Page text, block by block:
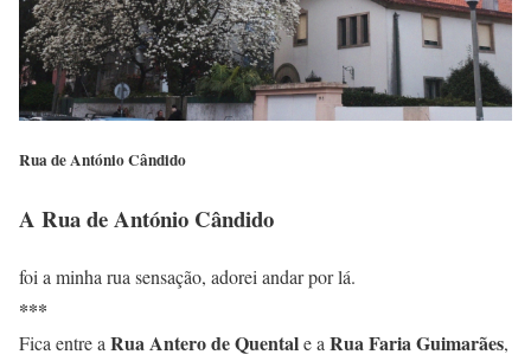
Rua de António Cândido
A Rua de António Cândido
foi a minha rua sensação, adorei andar por lá.
***
Fica entre a Rua Antero de Quentale a Rua Faria Guimarães,